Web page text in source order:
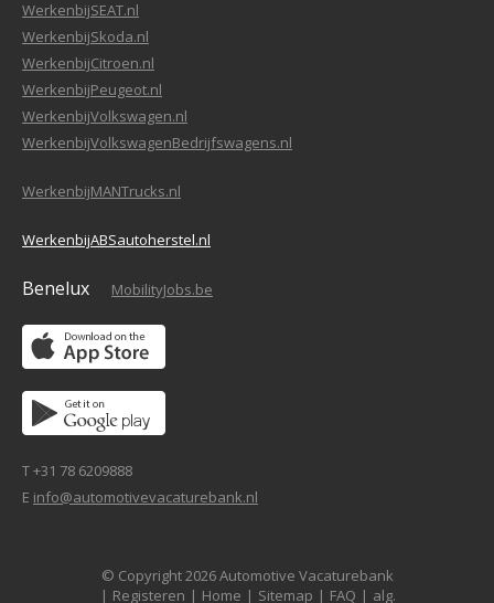
WerkenbijSEAT.nl
WerkenbijSkoda.nl
WerkenbijCitroen.nl
WerkenbijPeugeot.nl
WerkenbijVolkswagen.nl
WerkenbijVolkswagenBedrijfswagens.nl
WerkenbijMANTrucks.nl
WerkenbijABSautoherstel.nl
Benelux MobilityJobs.be
T +31 78 6209888
E info@automotivevacaturebank.nl
© Copyright 2026 Automotive Vacaturebank
| Registeren | Home | Sitemap | FAQ | alg.